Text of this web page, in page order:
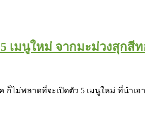
เมนูใหม่ จากมะม่วงสุก
ก็ไม่พลาดที่จะเปิดตัว 5 เมนูใหม่ ที่นำ